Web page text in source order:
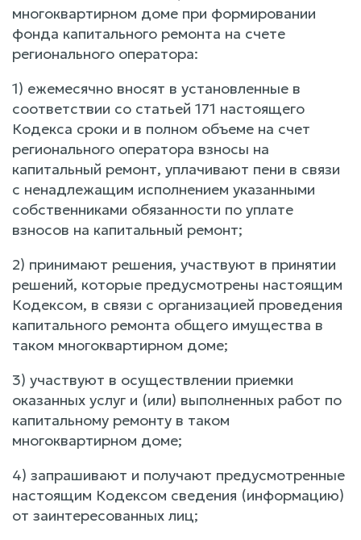
многоквартирном доме при формировании
фонда капитального ремонта на счете
регионального оператора:
1) ежемесячно вносят в установленные в
соответствии со статьей 171 настоящего
Кодекса сроки и в полном объеме на счет
регионального оператора взносы на
капитальный ремонт, уплачивают пени в связи
с ненадлежащим исполнением указанными
собственниками обязанности по уплате
взносов на капитальный ремонт;
2) принимают решения, участвуют в принятии
решений, которые предусмотрены настоящим
Кодексом, в связи с организацией проведения
капитального ремонта общего имущества в
таком многоквартирном доме;
3) участвуют в осуществлении приемки
оказанных услуг и (или) выполненных работ по
капитальному ремонту в таком
многоквартирном доме;
4) запрашивают и получают предусмотренные
настоящим Кодексом сведения (информацию)
от заинтересованных лиц;